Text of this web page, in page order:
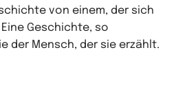
von einem, der sich
Geschichte, so
der Mensch, der sie erzählt.